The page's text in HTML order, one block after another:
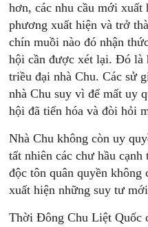
hơn, các nhu cầu mới xuất
phương xuất hiện và trở
chín muồi nào đó nhận
hội cần được xét lại. Đó là
triều đại nhà Chu. Các sử
nhà Chu suy vì để mất uy
hội đã tiến hóa và đòi hỏi
Nhà Chu không còn uy
tất nhiên các chư hầu
độc tôn quân quyền
xuất hiện những suy tư
Thời Đông Chu Liệt Quốc